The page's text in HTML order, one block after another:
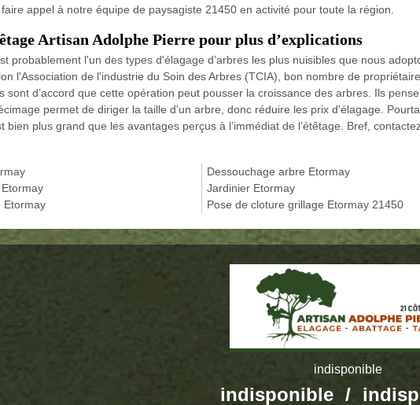
appel à notre équipe de paysagiste 21450 en activité pour toute la région.
Artisan Adolphe Pierre pour plus d’explications
probablement l'un des types d'élagage d’arbres les plus nuisibles que nous
l'Association de l'industrie du Soin des Arbres (TCIA), bon nombre de
sont d’accord que cette opération peut pousser la croissance des arbres. Ils
permet de diriger la taille d'un arbre, donc réduire les prix d'élagage.
bien plus grand que les avantages perçus à l’immédiat de l’étêtage. Bref,
Etormay
Dessouchage arbre Etormay
Jardinier Etormay
Pose de cloture grillage Etormay 21450
indisponible
indisponible /